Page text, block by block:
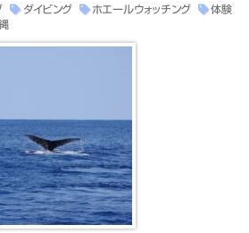
ダイビング ホエールウォッチング
体験